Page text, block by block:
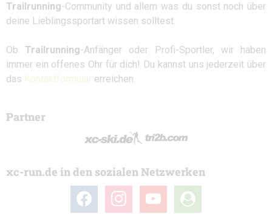
Trailrunning-Community und allem was du sonst noch über
deine Lieblingssportart wissen solltest.
Ob Trailrunning-Anfänger oder Profi-Sportler, wir haben
immer ein offenes Ohr für dich! Du kannst uns jederzeit über
das Kontaktformular erreichen.
Partner
xc-run.de in den sozialen Netzwerken
facebook instagramyoutube
user-
circle